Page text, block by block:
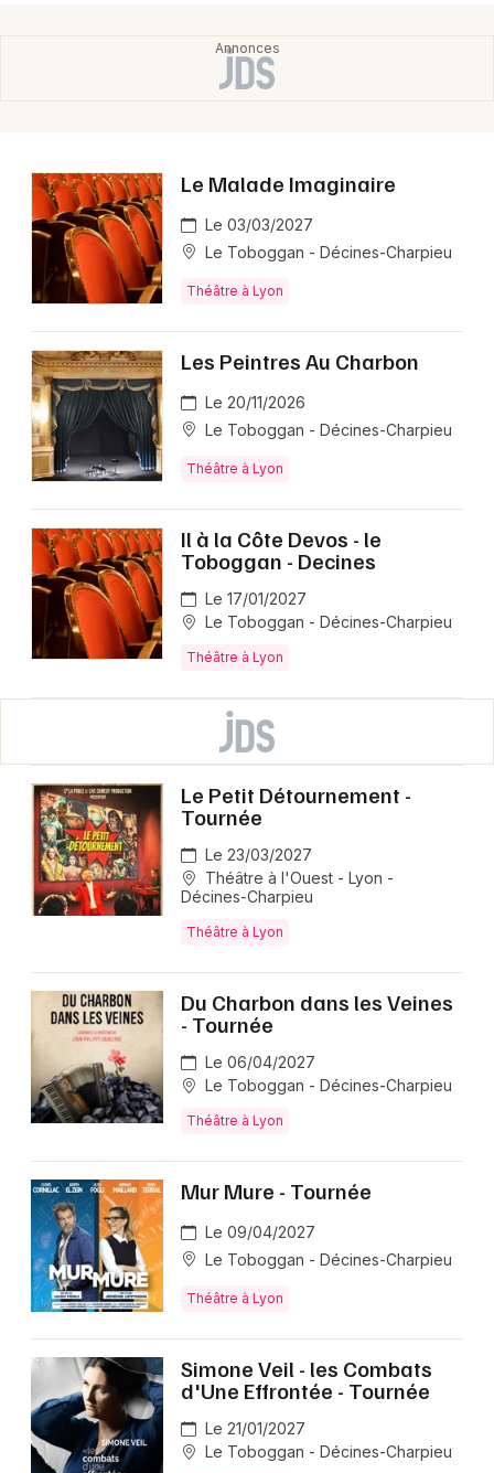
Le Malade Imaginaire
Le 03/03/2027
Le Toboggan - Décines-Charpieu
Théâtre à Lyon
Les Peintres Au Charbon
Le 20/11/2026
Le Toboggan - Décines-Charpieu
Théâtre à Lyon
Il à la Côte Devos - le
Toboggan - Decines
Le 17/01/2027
Le Toboggan - Décines-Charpieu
Théâtre à Lyon
Le Petit Détournement -
Tournée
Le 23/03/2027
Théâtre à l'Ouest - Lyon -
Décines-Charpieu
Théâtre à Lyon
Du Charbon dans les Veines
- Tournée
Le 06/04/2027
Le Toboggan - Décines-Charpieu
Théâtre à Lyon
Mur Mure - Tournée
Le 09/04/2027
Le Toboggan - Décines-Charpieu
Théâtre à Lyon
Simone Veil - les Combats
d'Une Effrontée - Tournée
Le 21/01/2027
Le Toboggan - Décines-Charpieu